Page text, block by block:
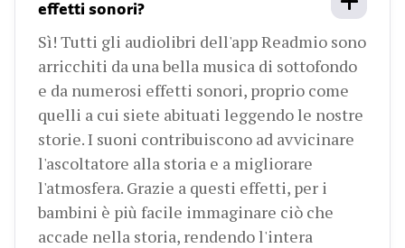
effetti sonori?
Sì! Tutti gli audiolibri dell'app Readmio sono
arricchiti da una bella musica di sottofondo
e da numerosi effetti sonori, proprio come
quelli a cui siete abituati leggendo le nostre
storie. I suoni contribuiscono ad avvicinare
l'ascoltatore alla storia e a migliorare
l'atmosfera. Grazie a questi effetti, per i
bambini è più facile immaginare ciò che
accade nella storia, rendendo l'intera